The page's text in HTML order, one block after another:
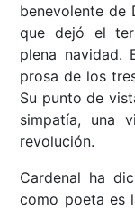
benevolente de
que dejó el
plena navidad.
prosa de los
Su punto de
simpatía, una
revolución.
Cardenal ha
como poeta es